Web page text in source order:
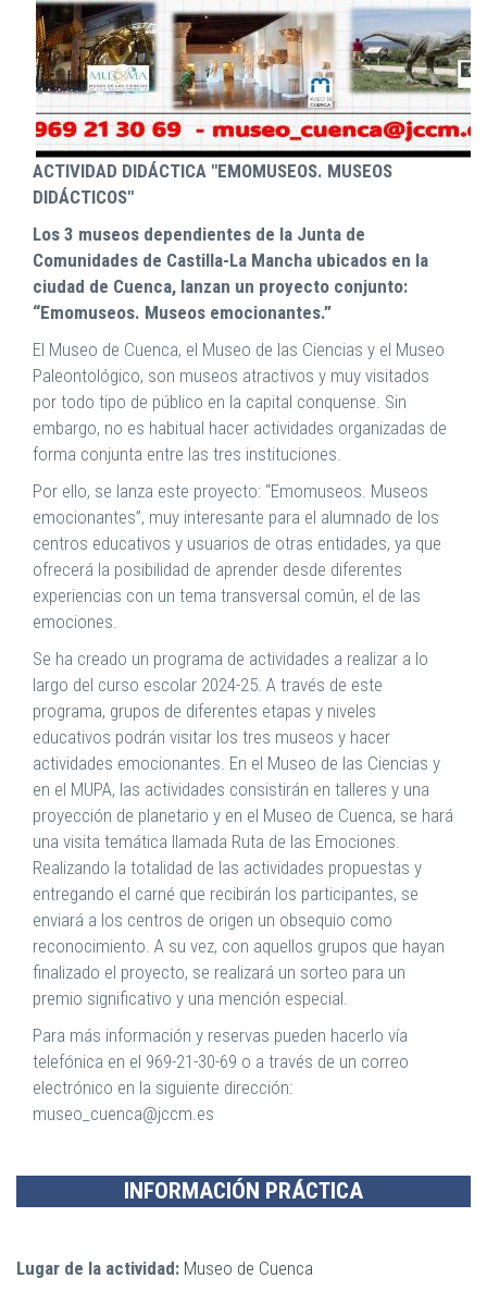
ACTIVIDAD DIDÁCTICA "EMOMUSEOS. MUSEOS
DIDÁCTICOS"
Los 3 museos dependientes de la Junta de
Comunidades de Castilla-La Mancha ubicados en la
ciudad de Cuenca, lanzan un proyecto conjunto:
“Emomuseos. Museos emocionantes.”
El Museo de Cuenca, el Museo de las Ciencias y el Museo
Paleontológico, son museos atractivos y muy visitados
por todo tipo de público en la capital conquense. Sin
embargo, no es habitual hacer actividades organizadas de
forma conjunta entre las tres instituciones.
Por ello, se lanza este proyecto: “Emomuseos. Museos
emocionantes”, muy interesante para el alumnado de los
centros educativos y usuarios de otras entidades, ya que
ofrecerá la posibilidad de aprender desde diferentes
experiencias con un tema transversal común, el de las
emociones.
Se ha creado un programa de actividades a realizar a lo
largo del curso escolar 2024-25. A través de este
programa, grupos de diferentes etapas y niveles
educativos podrán visitar los tres museos y hacer
actividades emocionantes. En el Museo de las Ciencias y
en el MUPA, las actividades consistirán en talleres y una
proyección de planetario y en el Museo de Cuenca, se hará
una visita temática llamada Ruta de las Emociones.
Realizando la totalidad de las actividades propuestas y
entregando el carné que recibirán los participantes, se
enviará a los centros de origen un obsequio como
reconocimiento. A su vez, con aquellos grupos que hayan
finalizado el proyecto, se realizará un sorteo para un
premio significativo y una mención especial.
Para más información y reservas pueden hacerlo vía
telefónica en el 969-21-30-69 o a través de un correo
electrónico en la siguiente dirección:
museo_cuenca@jccm.es
INFORMACIÓN PRÁCTICA
Lugar de la actividad: Museo de Cuenca